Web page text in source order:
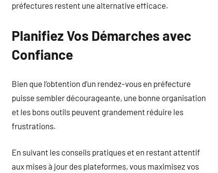
préfectures restent une alternative efficace.
Planifiez Vos Démarches avec
Confiance
Bien que l’obtention d’un rendez-vous en préfecture
puisse sembler décourageante, une bonne organisation
et les bons outils peuvent grandement réduire les
frustrations.
En suivant les conseils pratiques et en restant attentif
aux mises à jour des plateformes, vous maximisez vos